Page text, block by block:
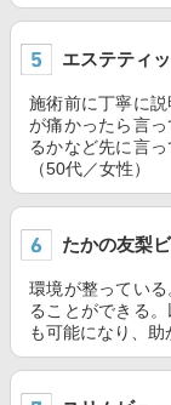
エステティ
施術前に丁寧に
が痛かったら言
るかなど先に言
（50代／女性）
たかの友梨
環境が整ってい
ることができる
も可能になり、助